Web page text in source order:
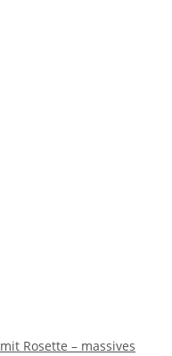
Rosette – massives